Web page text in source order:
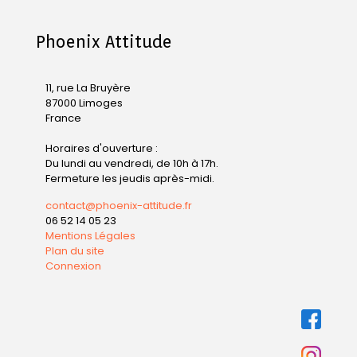
Phoenix Attitude
11, rue La Bruyère
87000 Limoges
France
Horaires d'ouverture :
Du lundi au vendredi, de 10h à 17h.
Fermeture les jeudis après-midi.
contact@phoenix-attitude.fr
06 52 14 05 23
Mentions Légales
Plan du site
Connexion